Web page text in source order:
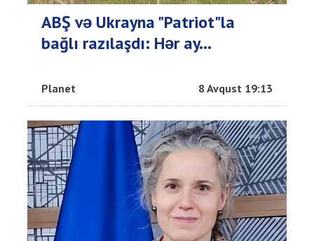
ABŞ və Ukrayna "Patriot"la
bağlı razılaşdı: Hər ay...
Planet 8 Avqust 19:13